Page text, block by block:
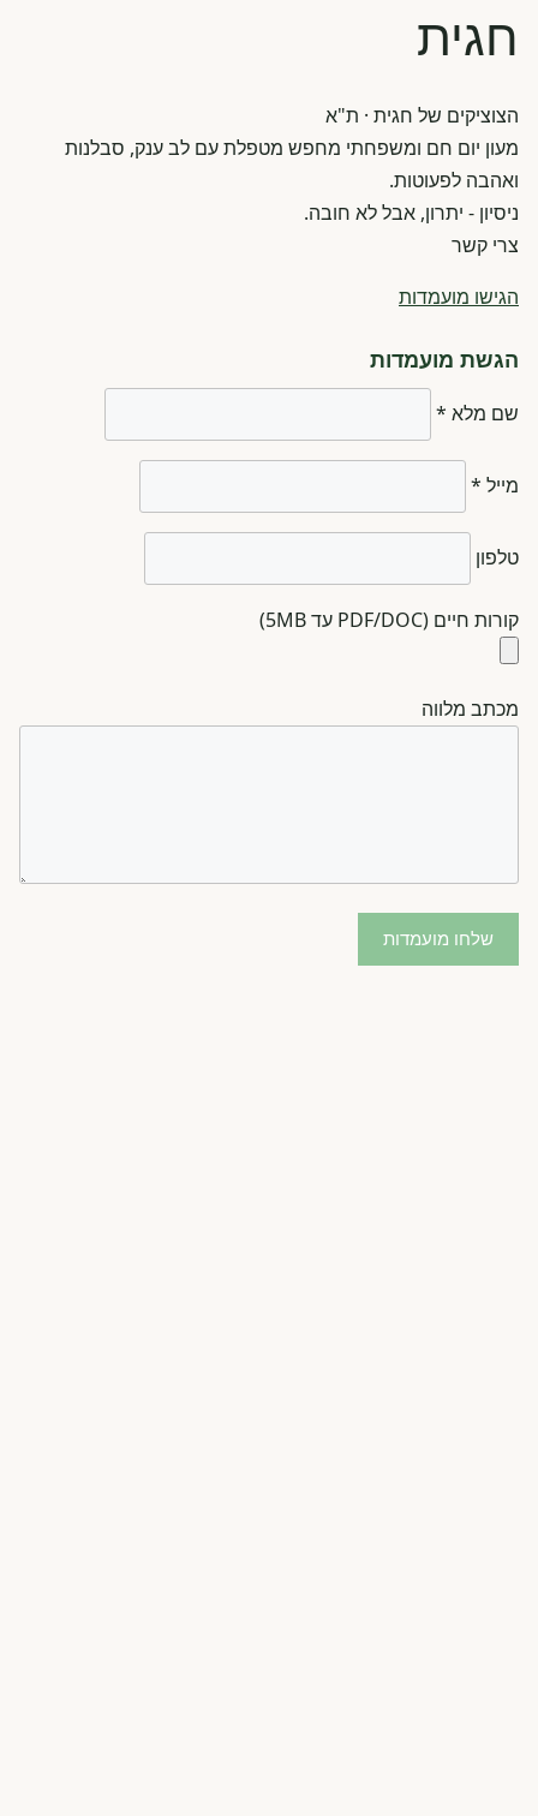
חגית
הצוציקים של חגית · ת"א
מעון יום חם ומשפחתי מחפש מטפלת עם לב ענק, סבלנות
ואהבה לפעוטות.
ניסיון - יתרון, אבל לא חובה.
צרי קשר
הגישו מועמדות
הגשת מועמדות
שם מלא *
מייל *
טלפון
קורות חיים (PDF/DOC עד 5MB)
מכתב מלווה
שלחו מועמדות